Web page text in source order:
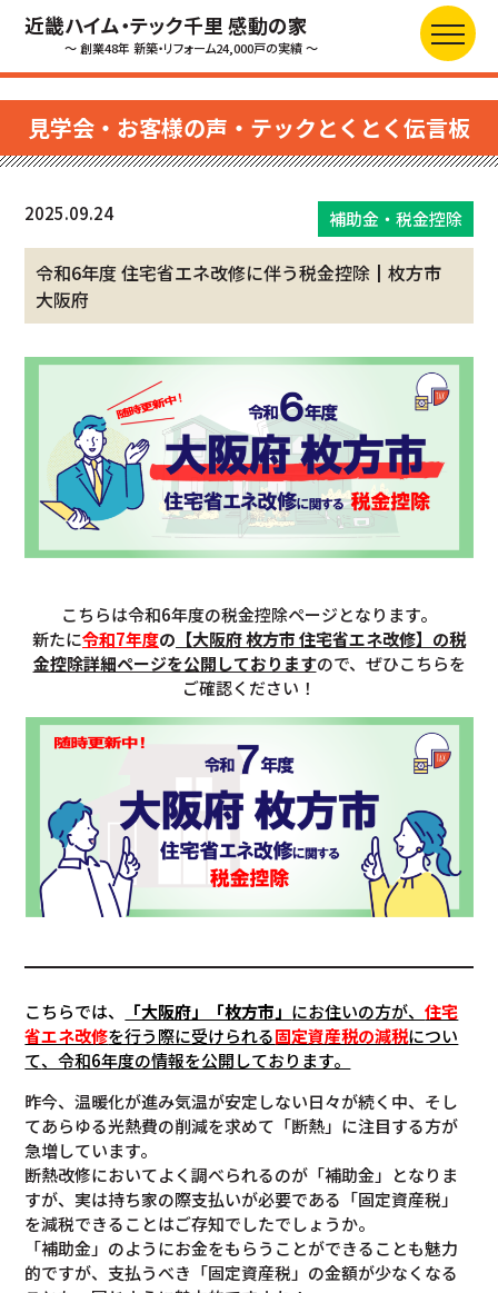
近畿ハイム・テック千里 感動の家
～ 創業48年 新築・リフォーム24,000戸の実績 ～
見学会・お客様の声・テックとくとく伝言板
2025.09.24 補助金・税金控除
令和6年度 住宅省エネ改修に伴う税金控除┃枚方市
大阪府
こちらは令和6年度の税金控除ページとなります。
新たに令和7年度の 【大阪府 枚方市 住宅省エネ改修】の税
金控除詳細ページを公開しておりますので、ぜひこちらを
ご確認ください！
こちらでは、 「大阪府」「枚方市」 にお住いの方が、住宅
省エネ改修を行う際に受けられる固定資産税の減税につい
て、令和6年度の情報を公開しております。
昨今、温暖化が進み気温が安定しない日々が続く中、そし
てあらゆる光熱費の削減を求めて「断熱」に注目する方が
急増しています。
断熱改修においてよく調べられるのが「補助金」となりま
すが、実は持ち家の際支払いが必要である「固定資産税」
を減税できることはご存知でしたでしょうか。
「補助金」のようにお金をもらうことができることも魅力
的ですが、支払うべき「固定資産税」の金額が少なくなる